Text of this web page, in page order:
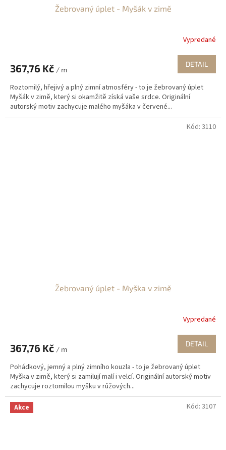
Žebrovaný úplet - Myšák v zimě
Vypredané
367,76 Kč / m
DETAIL
Roztomilý, hřejivý a plný zimní atmosféry - to je žebrovaný úplet
Myšák v zimě, který si okamžitě získá vaše srdce. Originální
autorský motiv zachycuje malého myšáka v červené...
Žebrovaný úplet - Myška v zimě
Vypredané
367,76 Kč / m
DETAIL
Pohádkový, jemný a plný zimního kouzla - to je žebrovaný úplet
Myška v zimě, který si zamilují malí i velcí. Originální autorský motiv
zachycuje roztomilou myšku v růžových...
Kód: 3110
Akce Kód: 3107